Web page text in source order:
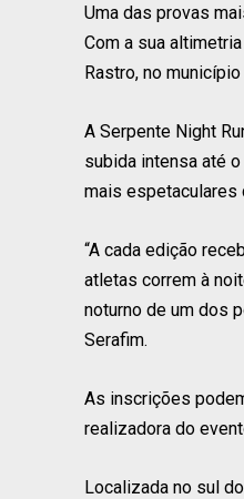
Uma das provas
Com a sua
Rastro, no
A Serpente Night
subida intensa até
mais espetaculares
“A cada edição
atletas correm à
noturno de um dos
Serafim.
As inscrições
realizadora do
Localizada no sul